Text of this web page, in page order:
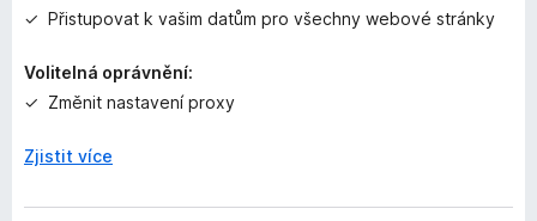
Přistupovat k vašim datům pro všechny webové stránky
Volitelná oprávnění:
Změnit nastavení proxy
Zjistit více